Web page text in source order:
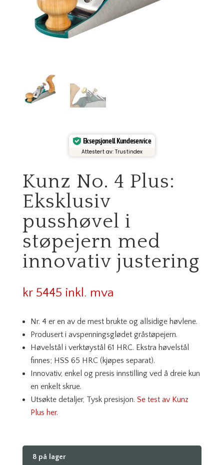
Eksepsjonell Kundeservice
Attestert av: Trustindex
Kunz No. 4 Plus:
Eksklusiv
pusshøvel i
støpejern med
innovativ justering
kr5445 inkl. mva
Nr. 4 er en av de mest brukte og allsidige høvlene.
Produsert i avspenningsglødet gråstøpejern.
Høvelstål i verktøystål 61 HRC. Ekstra høvelstål
finnes; HSS 65 HRC (kjøpes separat).
Innovativ, enkel og presis innstilling ved å dreie kun
en enkelt skrue.
Utsøkte detaljer, Tysk presisjon. Se test av Kunz
Plus her.
8 på lager